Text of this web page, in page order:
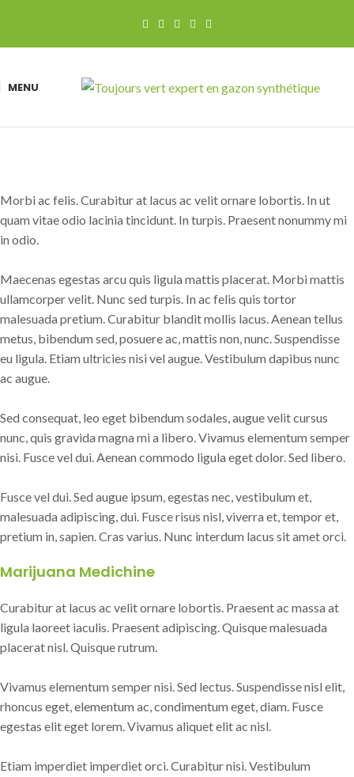
MENU
Morbi ac felis. Curabitur at lacus ac velit ornare lobortis. In ut
quam vitae odio lacinia tincidunt. In turpis. Praesent nonummy mi
in odio.
Maecenas egestas arcu quis ligula mattis placerat. Morbi mattis
ullamcorper velit. Nunc sed turpis. In ac felis quis tortor
malesuada pretium. Curabitur blandit mollis lacus. Aenean tellus
metus, bibendum sed, posuere ac, mattis non, nunc. Suspendisse
eu ligula. Etiam ultricies nisi vel augue. Vestibulum dapibus nunc
ac augue.
Sed consequat, leo eget bibendum sodales, augue velit cursus
nunc, quis gravida magna mi a libero. Vivamus elementum semper
nisi. Fusce vel dui. Aenean commodo ligula eget dolor. Sed libero.
Fusce vel dui. Sed augue ipsum, egestas nec, vestibulum et,
malesuada adipiscing, dui. Fusce risus nisl, viverra et, tempor et,
pretium in, sapien. Cras varius. Nunc interdum lacus sit amet orci.
Marijuana Medichine
Curabitur at lacus ac velit ornare lobortis. Praesent ac massa at
ligula laoreet iaculis. Praesent adipiscing. Quisque malesuada
placerat nisl. Quisque rutrum.
Vivamus elementum semper nisi. Sed lectus. Suspendisse nisl elit,
rhoncus eget, elementum ac, condimentum eget, diam. Fusce
egestas elit eget lorem. Vivamus aliquet elit ac nisl.
Etiam imperdiet imperdiet orci. Curabitur nisi. Vestibulum